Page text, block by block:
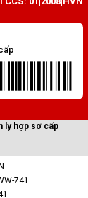
ly hợp sơ cấp
741